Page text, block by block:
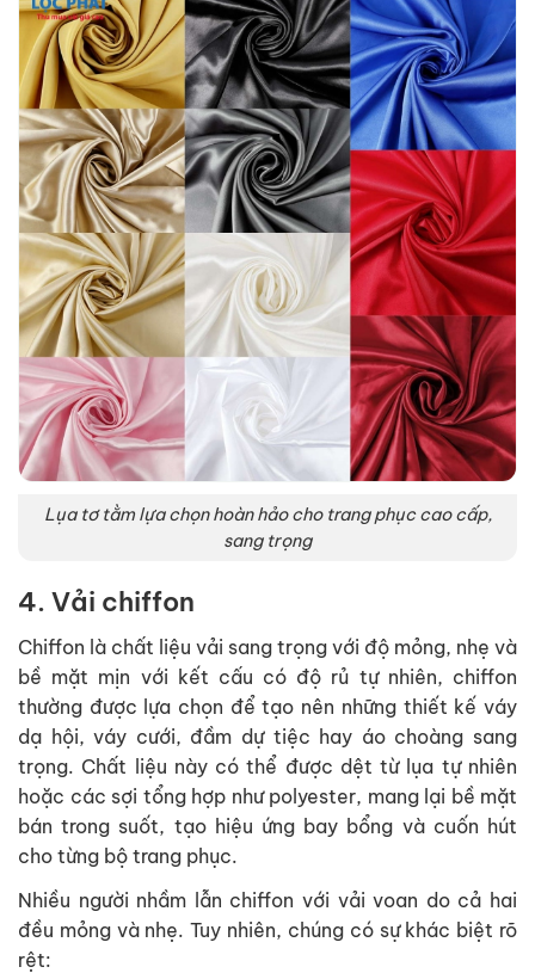
Lụa tơ tằm lựa chọn hoàn hảo cho trang phục cao cấp,
sang trọng
4. Vải chiffon
Chiffon là chất liệu vải sang trọng với độ mỏng, nhẹ và
bề mặt mịn với kết cấu có độ rủ tự nhiên, chiffon
thường được lựa chọn để tạo nên những thiết kế váy
dạ hội, váy cưới, đầm dự tiệc hay áo choàng sang
trọng. Chất liệu này có thể được dệt từ lụa tự nhiên
hoặc các sợi tổng hợp như polyester, mang lại bề mặt
bán trong suốt, tạo hiệu ứng bay bổng và cuốn hút
cho từng bộ trang phục.
Nhiều người nhầm lẫn chiffon với vải voan do cả hai
đều mỏng và nhẹ. Tuy nhiên, chúng có sự khác biệt rõ
rệt: